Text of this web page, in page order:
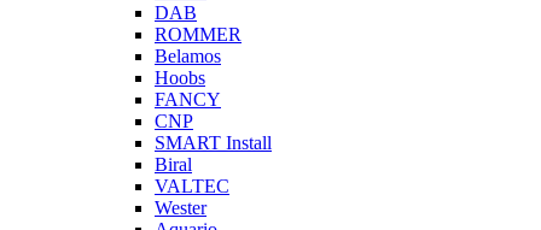
DAB
ROMMER
Belamos
Hoobs
FANCY
CNP
SMART Install
Biral
VALTEC
Wester